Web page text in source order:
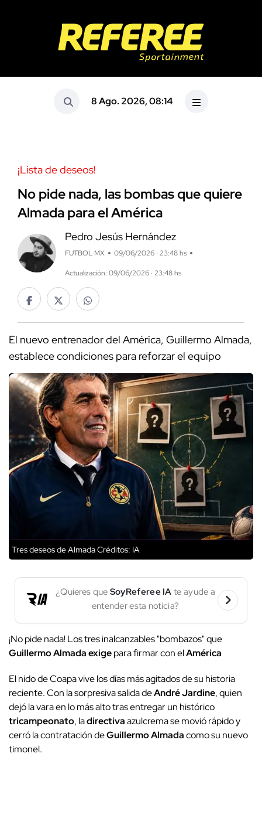
8 Ago. 2026, 08:14
¡Lista de deseos!
No pide nada, las bombas que quiere
Almada para el América
Pedro Jesús Hernández
FUTBOL MX 09/06/2026 · 23:48 hs
Actualización: 09/06/2026 · 23:48 hs
El nuevo entrenador del América, Guillermo Almada,
establece condiciones para reforzar el equipo
Tres deseos de AlmadaCréditos: IA
¿Quieres que SoyReferee IA te ayude a
entender esta noticia?
¡No pide nada! Los tres inalcanzables "bombazos" que
Guillermo Almadaexigepara firmar con elAmérica
El nido de Coapa vive los días más agitados de su historia
reciente. Con la sorpresiva salida deAndré Jardine, quien
dejó la vara en lo más alto tras entregar un histórico
tricampeonato, ladirectivaazulcrema se movió rápido y
cerró la contratación deGuillermo Almadacomo su nuevo
timonel.